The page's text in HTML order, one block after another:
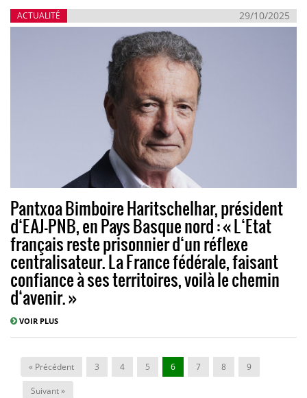
ACTUALITÉ 29/10/2025
Pantxoa Bimboire Haritschelhar, président
d‘EAJ-PNB, en Pays Basque nord : « L‘Etat
français reste prisonnier d‘un réflexe
centralisateur. La France fédérale, faisant
confiance à ses territoires, voilà le chemin
d‘avenir. »
VOIR PLUS
« Précédent 3 4 5 6 7 8 9
Suivant »